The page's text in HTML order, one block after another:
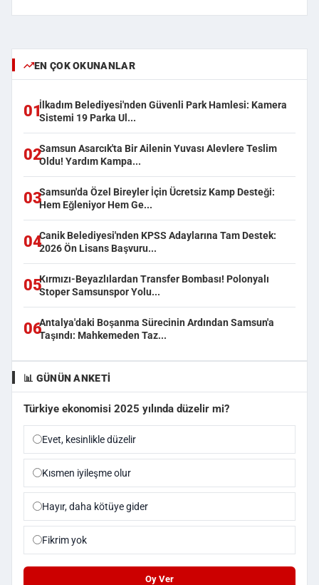
EN ÇOK OKUNANLAR
01İlkadım Belediyesi'nden Güvenli Park Hamlesi: Kamera
Sistemi 19 Parka Ul...
02Samsun Asarcık'ta Bir Ailenin Yuvası Alevlere Teslim
Oldu! Yardım Kampa...
03Samsun'da Özel Bireyler İçin Ücretsiz Kamp Desteği:
Hem Eğleniyor Hem Ge...
04Canik Belediyesi'nden KPSS Adaylarına Tam Destek:
2026 Ön Lisans Başvuru...
05Kırmızı-Beyazlılardan Transfer Bombası! Polonyalı
Stoper Samsunspor Yolu...
06Antalya'daki Boşanma Sürecinin Ardından Samsun'a
Taşındı: Mahkemeden Taz...
📊 GÜNÜN ANKETI
Türkiye ekonomisi 2025 yılında düzelir mi?
Evet, kesinlikle düzelir
Kısmen iyileşme olur
Hayır, daha kötüye gider
Fikrim yok
Oy Ver